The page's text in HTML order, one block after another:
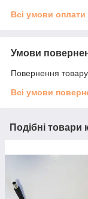
Всі умови оплати
Умови
Повернення
Всі умови
Подібні товари